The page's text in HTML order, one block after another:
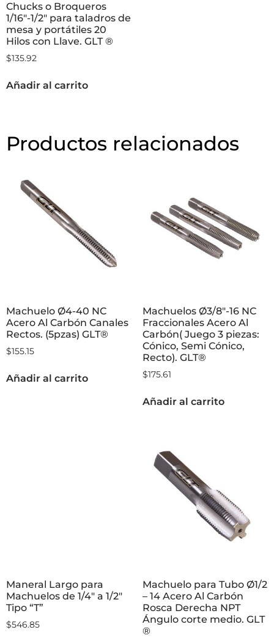
Chucks o Broqueros
1/16″-1/2″ para taladros de
mesa y portátiles 20
Hilos con Llave. GLT ®
$135.92
Añadir al carrito
Productos relacionados
Machuelo Ø4-40 NC
Acero Al Carbón Canales
Rectos. (5pzas) GLT®
$155.15
Añadir al carrito
Machuelos Ø3/8″-16 NC
Fraccionales Acero Al
Carbón( Juego 3 piezas:
Cónico, Semi Cónico,
Recto). GLT®
$175.61
Añadir al carrito
Maneral Largo para
Machuelos de 1/4″ a 1/2″
Tipo “T”
$546.85
Machuelo para Tubo Ø1/2
– 14 Acero Al Carbón
Rosca Derecha NPT
Ángulo corte medio. GLT
®